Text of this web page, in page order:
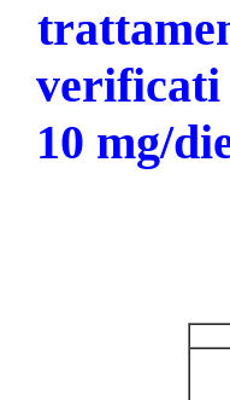
verificati
10 mg/